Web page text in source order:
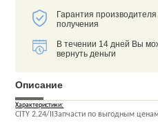
Гарантия
получения
В течении 14 дней Вы
вернуть деньги
Описание
Характеристики:
CITY 2.24/IIЗапчасти по выгодным